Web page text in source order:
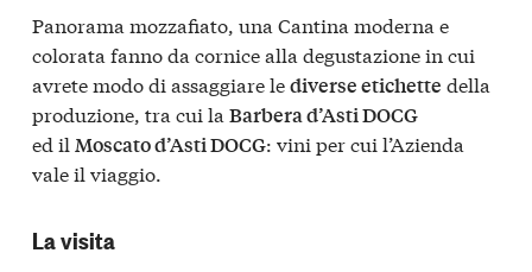
Panorama mozzafiato, una Cantina moderna e
colorata fanno da cornice alla degustazione in cui
avrete modo di assaggiare lediverse etichette della
produzione, tra cui la Barbera d’Asti DOCG
ed il Moscato d’Asti DOCG: vini per cui l’Azienda
vale il viaggio.
La visita